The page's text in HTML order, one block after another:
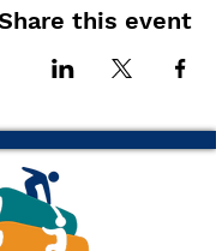
Share this event